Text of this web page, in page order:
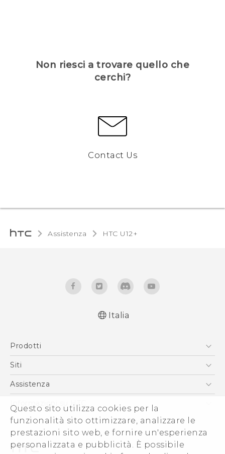
Questo sito utilizza cookies per la
funzionalità sito ottimizzare, analizzare le
prestazioni sito web, e fornire un'esperienza
personalizzata e pubblicità. È possibile
Non riesci a trovare quello che
cerchi?
Contact Us
Assistenza HTC U12+‎
Italiano - Guida sulla sicurezza e sulla
English - User manual
English - Safety and regulatory guide
Italia
Prodotti
Smartphone
Vive
Accessori
Siti
HTC VIVE
Assistenza
Ecommerce Assistenza
Informazioni su HTC
ESG
Uffici Commerciali
Investitori (Inglese)